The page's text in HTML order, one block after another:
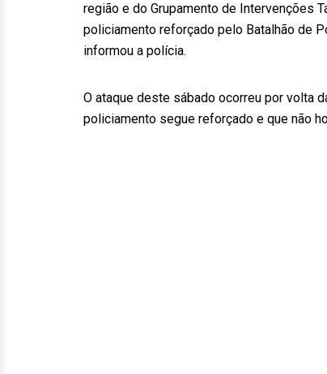
região e do Grupamento de Intervenções
policiamento reforçado pelo Batalhão de
informou a polícia.
O ataque deste sábado ocorreu por volta
policiamento segue reforçado e que não